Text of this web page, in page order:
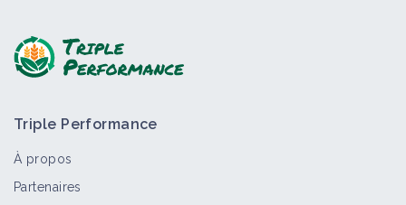
Triple Performance
À propos
Partenaires